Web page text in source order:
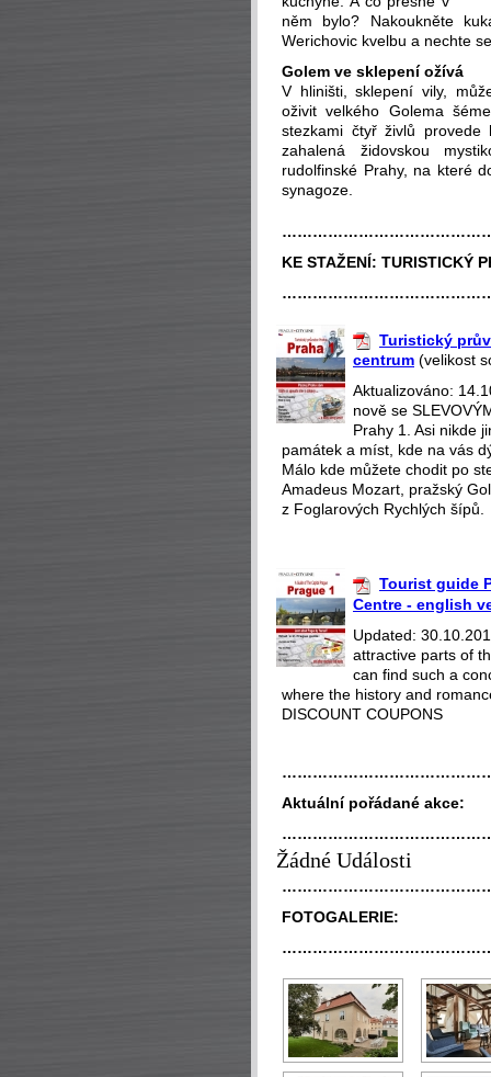
něm bylo? Nakoukněte
Werichovic kvelbu a nechte
Golem ve sklepení ožívá
V hliništi, sklepení vily,
oživit velkého Golema
stezkami čtyř živlů provede
zahalená židovskou
rudolfinské Prahy, na které
synagoze.
KE STAŽENÍ: TURISTICKÝ
Turistický
centrum (velikost
Aktualizováno:
nově se
Prahy 1. Asi nikde
památek a míst, kde na vás
Málo kde můžete chodit po
Amadeus Mozart, pražský
z Foglarových Rychlých šípů.
Tourist guide
Centre - english
Updated:
attractive parts of
can find such a
where the history and
DISCOUNT COUPONS
Aktuální pořádané akce:
Žádné Události
FOTOGALERIE: